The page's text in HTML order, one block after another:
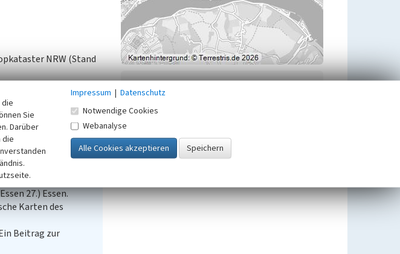
NRW (Stand
Historischer Atlas zur
ergänzt). Essen.
Karte
des Kreises
27.) Essen.
Karten des
Beitrag zur
Übergeordnetes Objekt
Relikte der Kottensiedlung Baldeneyer Berg
Sie
Darüber
die
Impressum | Datenschutz
Notwendige Cookies
Webanalyse